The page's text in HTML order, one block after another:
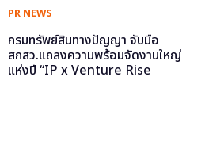
PR NEWS
กรมทรัพย์สินทางปัญญา จับมือ
สกสว.แถลงความพร้อมจัดงานใหญ่
แห่งปี “IP x Venture Rise